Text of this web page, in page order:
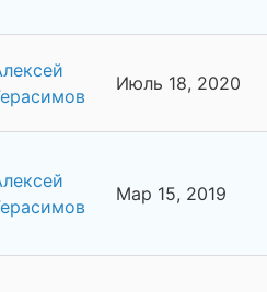
Июль 18, 2020
Мар 15, 2019